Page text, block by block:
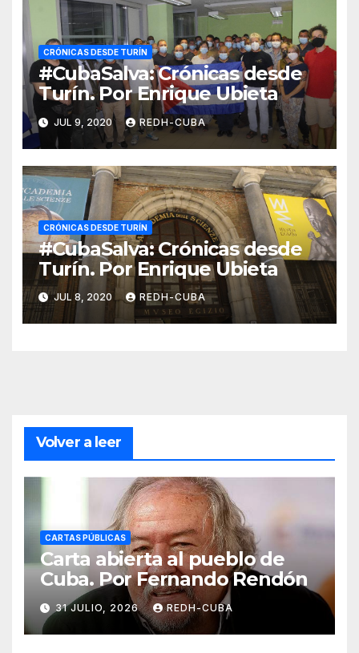
CRÓNICAS DESDE TURÍN
#CubaSalva: Crónicas desde
Turín. Por Enrique Ubieta
JUL 9, 2020 REDH-CUBA
CRÓNICAS DESDE TURÍN
#CubaSalva: Crónicas desde
Turín. Por Enrique Ubieta
JUL 8, 2020 REDH-CUBA
Volver a leer
CARTAS PÚBLICAS
Carta abierta al pueblo de
Cuba. Por Fernando Rendón
31 JULIO, 2026 REDH-CUBA